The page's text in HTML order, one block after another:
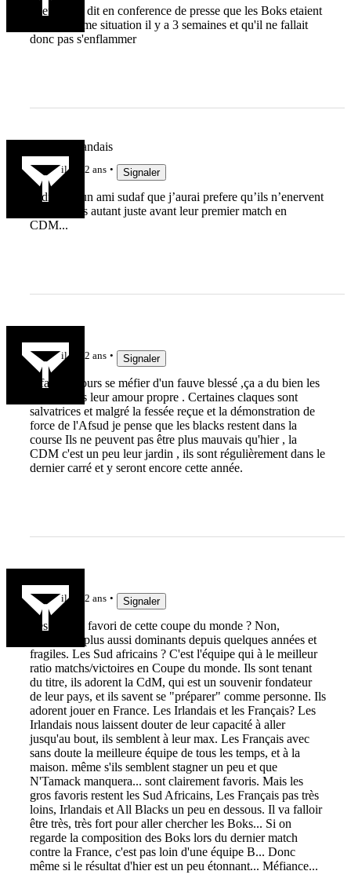
Nienaber a dit en conference de presse que les Boks etaient
dans la meme situation il y a 3 semaines et qu'il ne fallait
donc pas s'enflammer
Le Haut Landais
il y a 2 ans Signaler
je disais a un ami sudaf que j’aurai prefere qu’ils n’enervent
pas les ABs autant juste avant leur premier match en
CDM...
il y a 2 ans Signaler
Il faut toujours se méfier d'un fauve blessé ,ça a du bien les
piquer dans leur amour propre . Certaines claques sont
salvatrices et malgré la fessée reçue et la démonstration de
force de l'Afsud je pense que les blacks restent dans la
course Ils ne peuvent pas être plus mauvais qu'hier , la
CDM c'est un peu leur jardin , ils sont régulièrement dans le
dernier carré et y seront encore cette année.
il y a 2 ans Signaler
Les Blacks favori de cette coupe du monde ? Non,
clairement plus aussi dominants depuis quelques années et
fragiles. Les Sud africains ? C'est l'équipe qui à le meilleur
ratio matchs/victoires en Coupe du monde. Ils sont tenant
du titre, ils adorent la CdM, qui est un souvenir fondateur
de leur pays, et ils savent se "préparer" comme personne. Ils
adorent jouer en France. Les Irlandais et les Français? Les
Irlandais nous laissent douter de leur capacité à aller
jusqu'au bout, ils semblent à leur max. Les Français avec
sans doute la meilleure équipe de tous les temps, et à la
maison. même s'ils semblent stagner un peu et que
N'Tamack manquera... sont clairement favoris. Mais les
gros favoris restent les Sud Africains, Les Français pas très
loins, Irlandais et All Blacks un peu en dessous. Il va falloir
être très, très fort pour aller chercher les Boks... Si on
regarde la composition des Boks lors du dernier match
contre la France, c'est pas loin d'une équipe B... Donc
même si le résultat d'hier est un peu étonnant... Méfiance...